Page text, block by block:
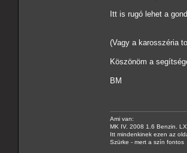
Itt is rugó lehet a
(Vagy a karosszéria
Köszönöm a
BM
Ami van:
MK IV. 2008 1.6 Benzin.
Itt mindenkinek ezen az
Szürke - mert a szín fontos